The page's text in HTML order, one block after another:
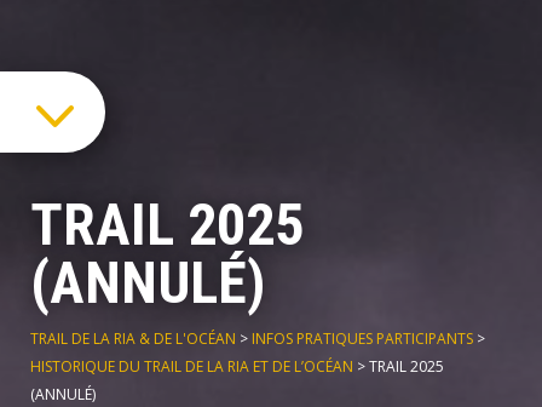
3
TRAIL 2025
(ANNULÉ)
TRAIL DE LA RIA & DE L'OCÉAN > INFOS PRATIQUES PARTICIPANTS >
HISTORIQUE DU TRAIL DE LA RIA ET DE L’OCÉAN >TRAIL 2025
(ANNULÉ)